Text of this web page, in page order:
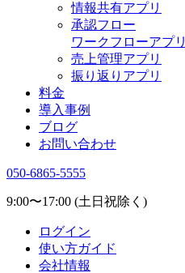
情報共有アプリ
承認フロー
ワークフローアプリ
売上管理アプリ
振り返りアプリ
料金
導入事例
ブログ
お問い合わせ
050-6865-5555
9:00〜17:00 (土日祝除く)
ログイン
使い方ガイド
会社情報